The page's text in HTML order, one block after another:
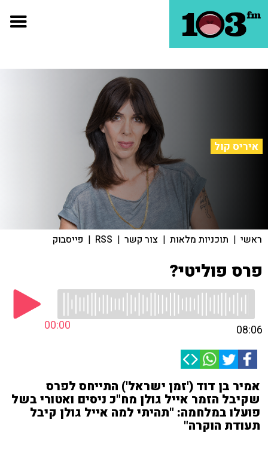
איריס קול
ראשי | תוכניות מלאות | צור קשר |
RSS
| פייסבוק
פרס פוליטי?
00:00 08:06
אמיר בן דוד ('זמן ישראל') התייחס לפרס
שקיבל הזמר אייל גולן מח"כ ניסים ואטורי בשל
פועלו במלחמה: "תהיתי למה אייל גולן קיבל
תעודת הוקרה"